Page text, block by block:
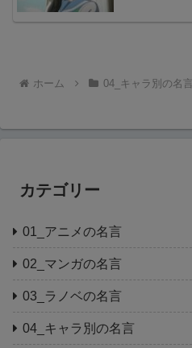
ホーム 04_キャラ別の名言
カテゴリー
01_アニメの名言
02_マンガの名言
03_ラノベの名言
04_キャラ別の名言